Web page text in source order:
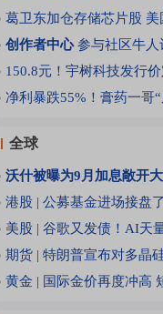
葛卫东加仓存储芯片股 美
创作者中心 参与社区牛
150.8元！宇树科技发行
净利暴跌55%！膏药一哥
全球
沃什被曝为9月加息敞开
港股 | 公募基金进场接盘
美股 | 谷歌又发债！AI天
期货 | 特朗普宣布对多晶
黄金 | 国际金价再度冲高